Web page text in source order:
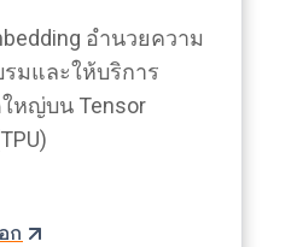
อำนวยความ
มและให้บริการ
หญ่บน Tensor
ก